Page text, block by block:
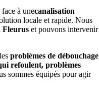
à unecanalisation
locale et rapide. Nous
Fleurus et pouvons intervenir
problèmes de débouchage
refoulent, problèmes
sommes équipés pour agir